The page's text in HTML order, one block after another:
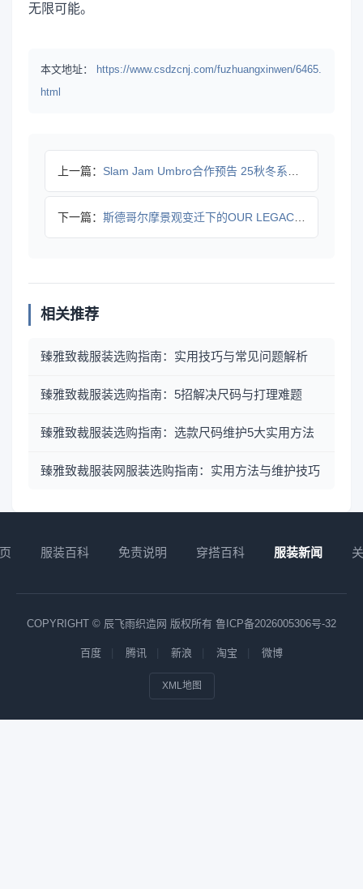
无限可能。
本文地址：
https://www.csdzcnj.com/fuzhuangxinwen/6465.
html
上一篇： Slam Jam Umbro合作预告 25秋冬系列预览 还有
下一篇： 斯德哥尔摩景观变迁下的OUR LEGACY秋冬系列：材质与转
相关推荐
臻雅致裁服装选购指南：实用技巧与常见问题解析
臻雅致裁服装选购指南：5招解决尺码与打理难题
臻雅致裁服装选购指南：选款尺码维护5大实用方法
臻雅致裁服装网服装选购指南：实用方法与维护技巧
服装百科 免责说明 穿搭百科 服装新闻
COPYRIGHT © 辰飞雨织造网 版权所有 鲁ICP备2026005306号-32
百度 腾讯 新浪 淘宝 微博
XML地图